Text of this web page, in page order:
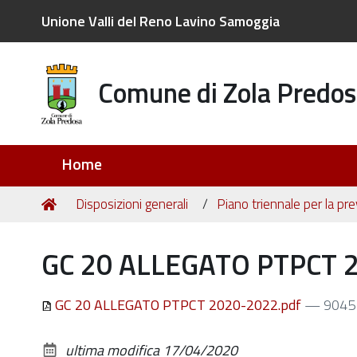
Unione Valli del Reno Lavino Samoggia
Comune di Zola
Home
Tu
Home
Disposizioni generali Piano triennale per la
GC 20 ALLEGATO
GC 20 ALLEGATO PTPCT 2020-2022.pdf— 9045
ultima modifica 17/04/2020